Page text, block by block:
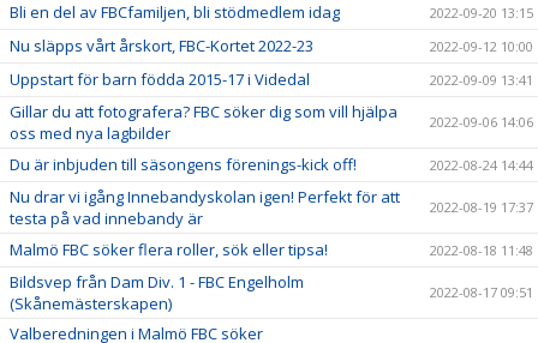
Bli en del av FBCfamiljen, bli stödmedlem idag 2022-09-20 13:15
Nu släpps vårt årskort, FBC-Kortet 2022-23 2022-09-12 10:00
Uppstart för barn födda 2015-17 i Videdal 2022-09-09 13:41
Gillar du att fotografera? FBC söker dig som vill hjälpa
oss med nya lagbilder
2022-09-06 14:06
Du är inbjuden till säsongens förenings-kick off! 2022-08-24 14:44
Nu drar vi igång Innebandyskolan igen! Perfekt för att
testa på vad innebandy är
2022-08-19 17:37
Malmö FBC söker flera roller, sök eller tipsa! 2022-08-18 11:48
Bildsvep från Dam Div. 1 - FBC Engelholm
(Skånemästerskapen)
2022-08-17 09:51
Valberedningen i Malmö FBC söker